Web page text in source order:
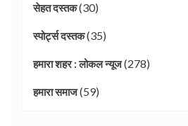
सेहत दस्तक(30)
स्पोर्ट्स दस्तक(35)
हमारा शहर : लोकल न्यूज(278)
हमारा समाज(59)